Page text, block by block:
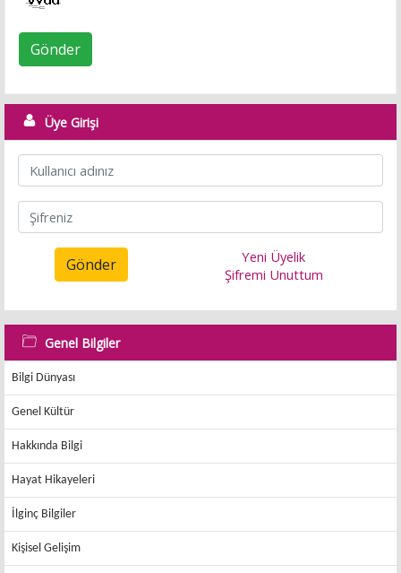
Gönder
Üye Girişi
Gönder
Yeni Üyelik
Şifremi Unuttum
Genel Bilgiler
Bilgi Dünyası
Genel Kültür
Hakkında Bilgi
Hayat Hikayeleri
İlginç Bilgiler
Kişisel Gelişim